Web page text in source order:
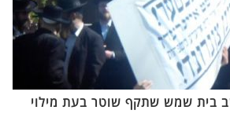
בית שמש שתקף שוטר בעת מילוי